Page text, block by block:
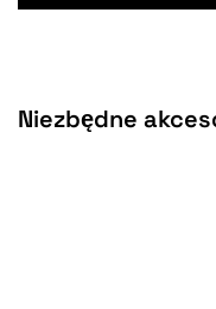
Niezbędne